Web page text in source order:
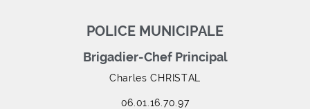
POLICE MUNICIPALE
Brigadier-Chef Principal
Charles CHRISTAL
06.01.16.70.97